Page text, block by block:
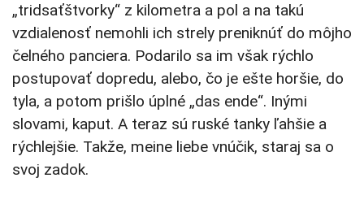
„tridsaťštvorky“ z kilometra a pol a na takú
vzdialenosť nemohli ich strely preniknúť do môjho
čelného panciera. Podarilo sa im však rýchlo
postupovať dopredu, alebo, čo je ešte horšie, do
tyla, a potom prišlo úplné „das ende“. Inými
slovami, kaput. A teraz sú ruské tanky ľahšie a
rýchlejšie. Takže, meine liebe vnúčik, staraj sa o
svoj zadok.